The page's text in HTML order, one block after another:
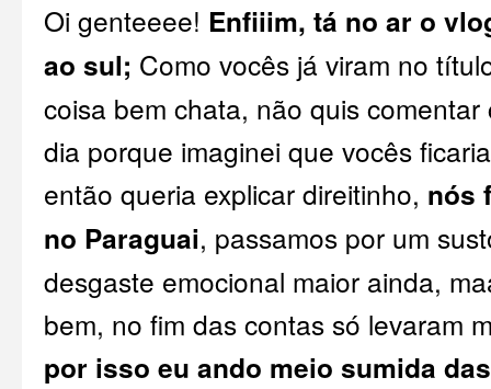
Oi genteeee! Enfiiim, tá no ar o
ao sul; Como vocês já viram no
coisa bem chata, não quis comentar
dia porque imaginei que vocês
então queria explicar direitinho, nós
no Paraguai, passamos por um
desgaste emocional maior ainda,
bem, no fim das contas só levaram
por isso eu ando meio sumida